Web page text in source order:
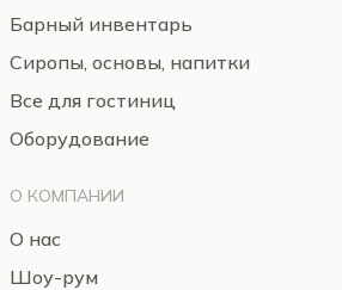
Барный инвентарь
Сиропы, основы, напитки
Все для гостиниц
Оборудование
О КОМПАНИИ
О нас
Шоу-рум